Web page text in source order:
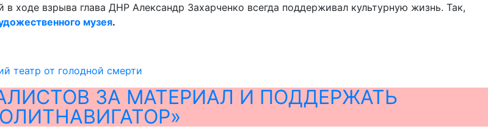
ходе взрыва глава ДНР Александр Захарченко всегда поддерживал культурную жизнь. Так,
музея.
театр от голодной смерти
ЗА МАТЕРИАЛ И ПОДДЕРЖАТЬ